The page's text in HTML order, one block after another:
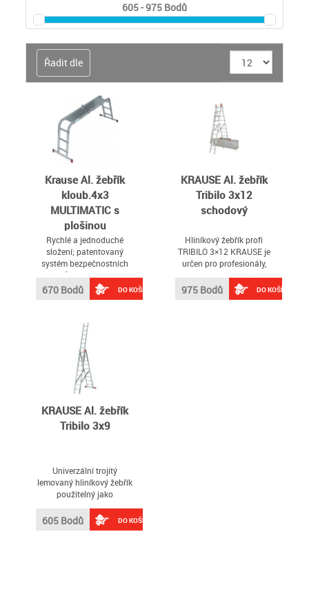
605 - 975 Bodů
Řadit dle
Krause Al. žebřík
kloub.4x3
MULTIMATIC s
plošinou
Rychlé a jednoduché
složení; patentovaný
systém bezpečnostních
kloubů; 2 široké příčné
traverzy; protiskluzové
dvoukomponentní patky;
2,95 m; délka žebříku
(rozloženo): 3,55 m
670 Bodů DO KOŠÍKU
KRAUSE Al. žebřík
Tribilo 3x12
schodový
Hliníkový žebřík profi
TRIBILO 3×12 KRAUSE je
určen pro profesionály,
kteří potřebují kvalitní,
spolehlivý nástroj pro svou
práci s vysokou životností
975 Bodů DO KOŠÍKU
KRAUSE Al. žebřík
Tribilo 3x9
Univerzální trojitý
lemovaný hliníkový žebřík
použitelný jako
dvoják
605 Bodů DO KOŠÍKU